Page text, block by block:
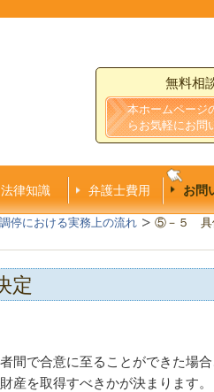
無料相
本ホームページ
らお気軽にお問
律知識 弁護士費用 お問
停における実務上の流れ ⑤－５ 具
定
間で合意に至ることができた場
産を取得すべきかが決まります。